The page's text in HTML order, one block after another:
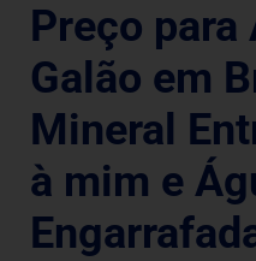
Preço para
Galão em
Mineral
à mim e